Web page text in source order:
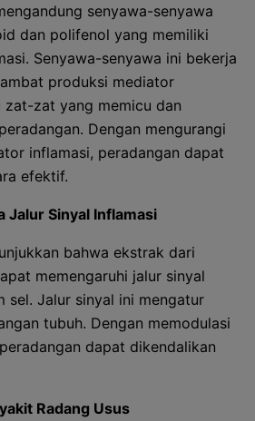
senyawa-senyawa
dan polifenol yang memiliki
Senyawa-senyawa ini bekerja
produksi mediator
zat-zat yang memicu dan
Dengan mengurangi
inflamasi, peradangan dapat
efektif.
Jalur Sinyal Inflamasi
bahwa ekstrak dari
memengaruhi jalur sinyal
sel. Jalur sinyal ini mengatur
tubuh. Dengan memodulasi
dapat dikendalikan
Radang Usus